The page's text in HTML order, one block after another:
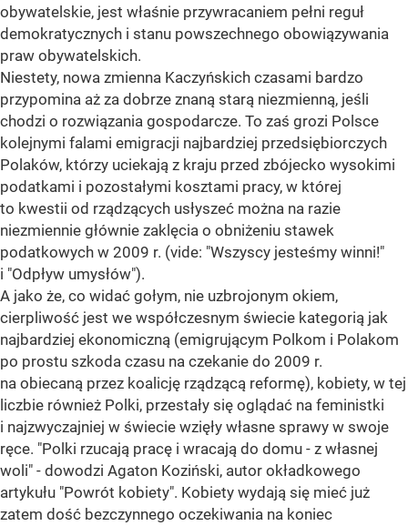
obywatelskie, jest właśnie przywracaniem pełni reguł
demokratycznych i stanu powszechnego obowiązywania
praw obywatelskich.
Niestety, nowa zmienna Kaczyńskich czasami bardzo
przypomina aż za dobrze znaną starą niezmienną, jeśli
chodzi o rozwiązania gospodarcze. To zaś grozi Polsce
kolejnymi falami emigracji najbardziej przedsiębiorczych
Polaków, którzy uciekają z kraju przed zbójecko wysokimi
podatkami i pozostałymi kosztami pracy, w której
to kwestii od rządzących usłyszeć można na razie
niezmiennie głównie zaklęcia o obniżeniu stawek
podatkowych w 2009 r. (vide: "Wszyscy jesteśmy winni!"
i "Odpływ umysłów").
A jako że, co widać gołym, nie uzbrojonym okiem,
cierpliwość jest we współczesnym świecie kategorią jak
najbardziej ekonomiczną (emigrującym Polkom i Polakom
po prostu szkoda czasu na czekanie do 2009 r.
na obiecaną przez koalicję rządzącą reformę), kobiety, w tej
liczbie również Polki, przestały się oglądać na feministki
i najzwyczajniej w świecie wzięły własne sprawy w swoje
ręce. "Polki rzucają pracę i wracają do domu - z własnej
woli" - dowodzi Agaton Koziński, autor okładkowego
artykułu "Powrót kobiety". Kobiety wydają się mieć już
zatem dość bezczynnego oczekiwania na koniec